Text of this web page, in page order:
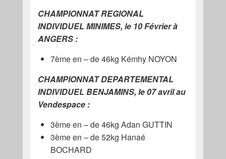
CHAMPIONNAT REGIONAL
INDIVIDUEL MINIMES, le 10 Février à
ANGERS :
7ème en – de 46kg Kémhy NOYON
CHAMPIONNAT DEPARTEMENTAL
INDIVIDUEL BENJAMINS, le 07 avril au
Vendespace :
3ème en – de 46kg Adan GUTTIN
3ème en – de 52kg Hanaé
BOCHARD